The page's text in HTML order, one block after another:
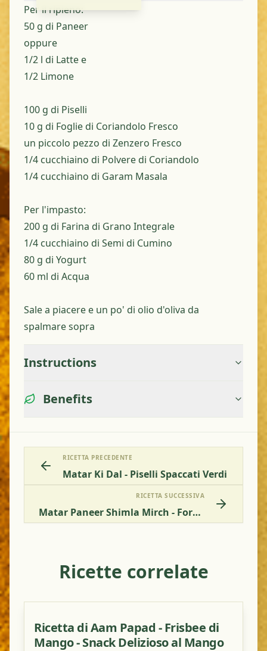
Per il ripieno:
50 g di Paneer
oppure
1/2 l di Latte e
1/2 Limone
100 g di Piselli
10 g di Foglie di Coriandolo Fresco
un piccolo pezzo di Zenzero Fresco
1/4 cucchiaino di Polvere di Coriandolo
1/4 cucchiaino di Garam Masala
Per l'impasto:
200 g di Farina di Grano Integrale
1/4 cucchiaino di Semi di Cumino
80 g di Yogurt
60 ml di Acqua
Sale a piacere e un po' di olio d'oliva da
spalmare sopra
Instructions
Benefits
RICETTA PRECEDENTE
Matar Ki Dal - Piselli Spaccati Verdi
RICETTA SUCCESSIVA
Matar Paneer Shimla Mirch - Formaggio Indiano Con Peperone E Piselli
Ricette correlate
Ricetta di Aam Papad - Frisbee di
Mango - Snack Delizioso al Mango